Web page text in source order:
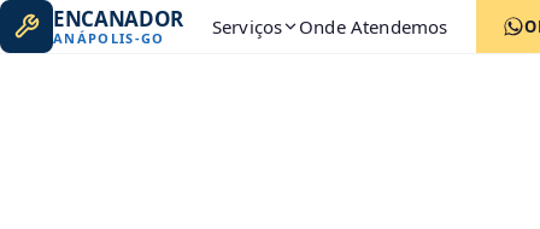
ENCANADOR
ANÁPOLIS-GO Serviços Onde Atendemos